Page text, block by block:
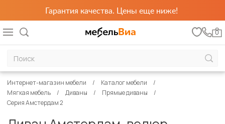
Гарантия качества. Цены еще ниже!
0
Интернет-магазин мебели
Каталог мебели
Мягкая мебель
Диваны
Прямые диваны
Серия Амстердам 2